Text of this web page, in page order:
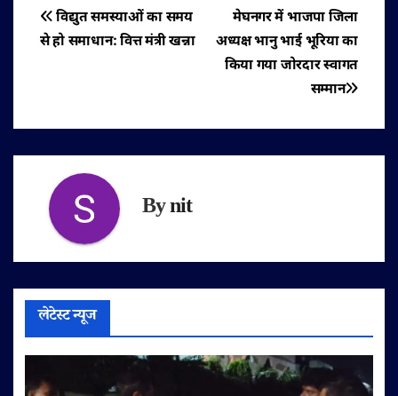
पोस्ट
नेविगेशन
मेघनगर में भाजपा जिला
अध्यक्ष भानु भाई भूरिया का
किया गया जोरदार स्वागत
सम्मान
विद्युत समस्याओं का समय
से हो समाधान: वित्त मंत्री खन्ना
Bynit
लेटेस्ट न्यूज